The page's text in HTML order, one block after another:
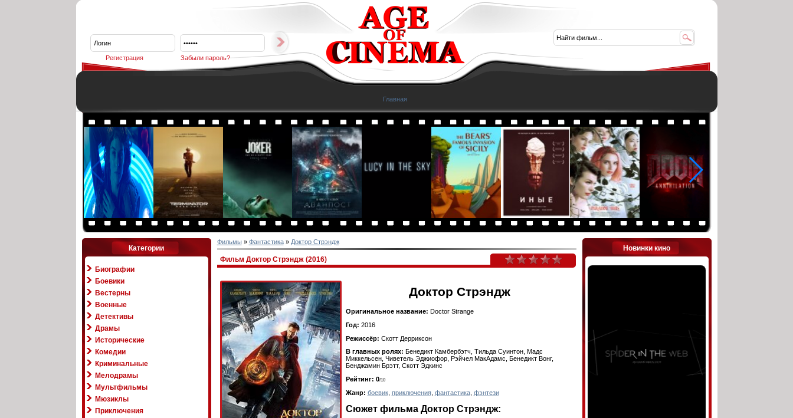
Регистрация Забыли пароль?
Главная
Категории
Биографии
Боевики
Вестерны
Военные
Детективы
Драмы
Исторические
Комедии
Криминальные
Мелодрамы
Мультфильмы
Мюзиклы
Приключения
Фильмы» Фантастика» Доктор Стрэндж
Фильм Доктор Стрэндж (2016)
Доктор Стрэндж
Оригинальное название: Doctor Strange
Год: 2016
Режиссёр: Скотт Дерриксон
В главных ролях: Бенедикт Камбербэтч, Тильда Суинтон, Мадс
Миккельсен, Чиветель Эджиофор, Рэйчел МакАдамс, Бенедикт Вонг,
Бенджамин Брэтт, Скотт Эдкинс
Рейтинг: 0/10
Жанр: боевик, приключения, фантастика, фэнтези
Сюжет фильма Доктор Стрэндж:
Новинки кино